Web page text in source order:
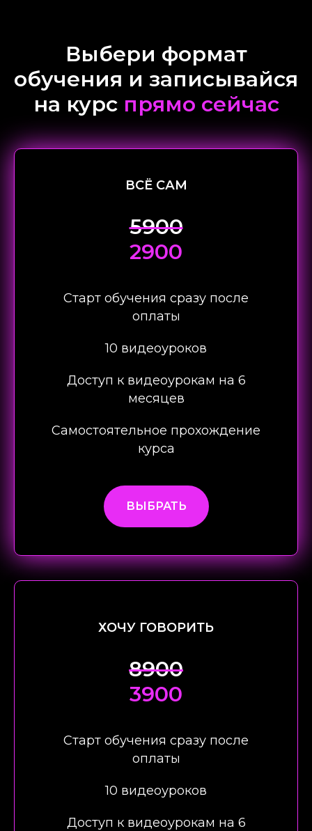
Выбери формат
обучения и записывайся
на курспрямо сейчас
ВСЁ САМ
5900
2900
Старт обучения сразу после
оплаты
10 видеоуроков
Доступ к видеоурокам на 6
месяцев
Самостоятельное прохождение
курса
ВЫБРАТЬ
ХОЧУ ГОВОРИТЬ
8900
3900
Старт обучения сразу после
оплаты
10 видеоуроков
Доступ к видеоурокам на 6